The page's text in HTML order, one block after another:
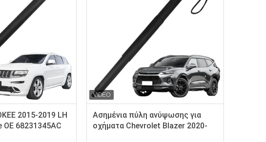
2015-2019 LH
68231345AC
Ασημένια πύλη ανύψωσης για
οχήματα Chevrolet Blazer 2020-